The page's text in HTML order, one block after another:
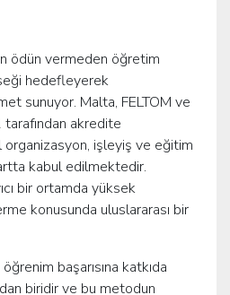
ödün vermeden öğretim
hedefleyerek
sunuyor. Malta, FELTOM ve
akredite
işleyiş ve eğitim
kabul edilmektedir.
bir ortamda yüksek
konusunda uluslararası bir
başarısına katkıda
biridir ve bu metodun